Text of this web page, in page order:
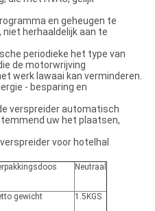
en geheugen te
herhaaldelijk aan te
periodieke het type van
de motorwrijving
werk lawaai kan verminderen.
- besparing en
verspreider automatisch
uw het plaatsen,
voor hotelhal
Neutraal
gewicht 1.5KGS